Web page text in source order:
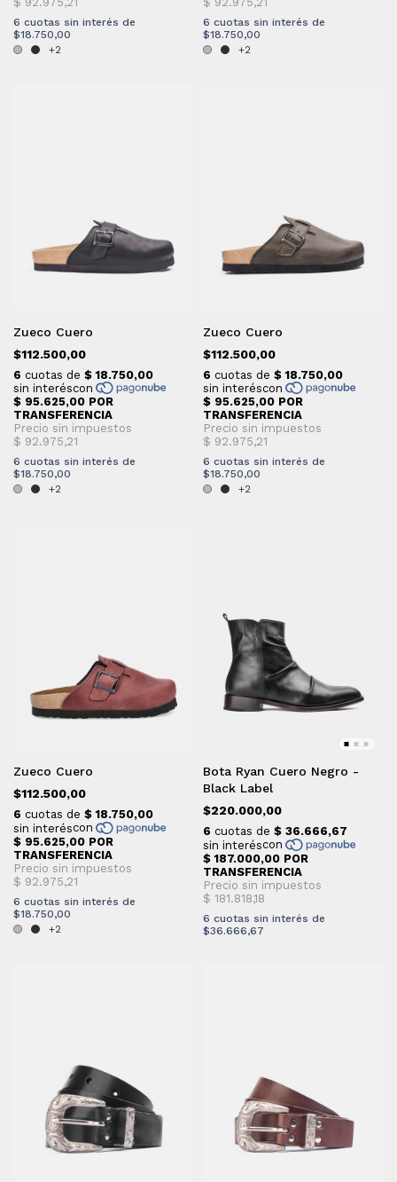
6 cuotas sin interés de
$18.750,00
+2
6 cuotas sin interés de
$18.750,00
+2
Zueco Cuero
$112.500,00
6 cuotas sin interés de
$18.750,00
+2
Zueco Cuero
$112.500,00
6 cuotas sin interés de
$18.750,00
+2
Zueco Cuero
$112.500,00
6 cuotas sin interés de
$18.750,00
+2
Bota Ryan Cuero Negro -
Black Label
$220.000,00
6 cuotas sin interés de
$36.666,67